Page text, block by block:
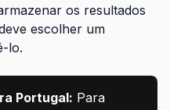
os resultados
escolher um
lo.
Portugal: Para